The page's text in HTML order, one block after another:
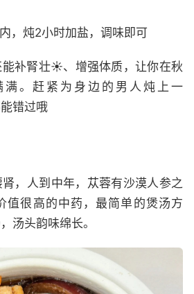
，炖2小时加盐，调味即可
能补腎壮☀、增强体质，让你在秋
满。赶紧为身边的男人炖上一
错过哦
，人到中年，苁蓉有沙漠人参之
值很高的中药，最简单的煲汤方
汤头韵味绵长。